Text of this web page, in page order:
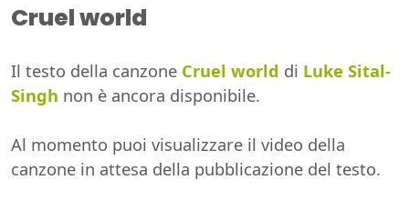
Cruel world
Il testo della canzone Cruel world di Luke Sital-
Singh non è ancora disponibile.
Al momento puoi visualizzare il video della
canzone in attesa della pubblicazione del testo.